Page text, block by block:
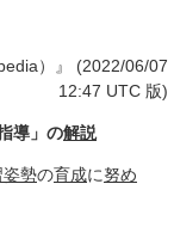
）』 (2022/06/07
12:47 UTC 版)
導」の解説
姿勢の育成に努め